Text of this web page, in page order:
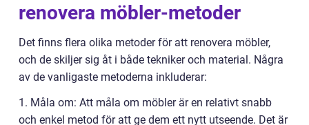
renovera möbler-metoder
Det finns flera olika metoder för att renovera möbler,
och de skiljer sig åt i både tekniker och material. Några
av de vanligaste metoderna inkluderar:
1. Måla om: Att måla om möbler är en relativt snabb
och enkel metod för att ge dem ett nytt utseende. Det är